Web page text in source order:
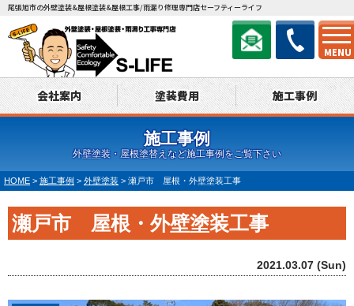
MENU
尾張旭市の外壁塗装&屋根塗装&屋根工事/雨漏り修理専門店セーフティーライフ
会社案内 塗装費用 施工事例
施工事例
外壁塗装・屋根塗替えなど施工事例をご覧下さい
HOME > 施工事例 > 外壁塗装 > 瀬戸市 屋根・外壁塗装工事
瀬戸市 屋根・外壁塗装工事
2021.03.07 (Sun)